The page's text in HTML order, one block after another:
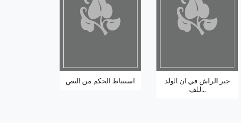
استنباط الحكم من النص
جبر الراش في ان الولد
للف...